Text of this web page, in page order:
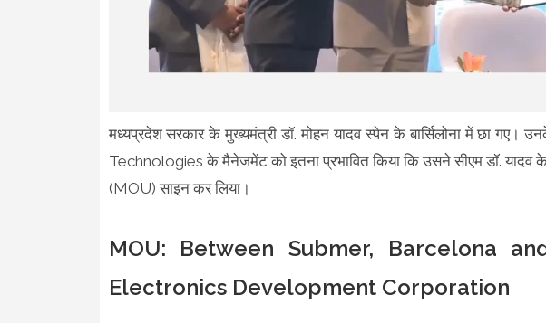
मध्यप्रदेश सरकार के मुख्यमंत्री डॉ. मोहन यादव स्पेन के बार्सिलोना में छा
Technologies के मैनेजमेंट को इतना प्रभावित किया कि उसने सीएम डॉ. यादव
(MOU) साइन कर लिया।
MOU: Between Submer, Barcelona
Electronics Development Corporation